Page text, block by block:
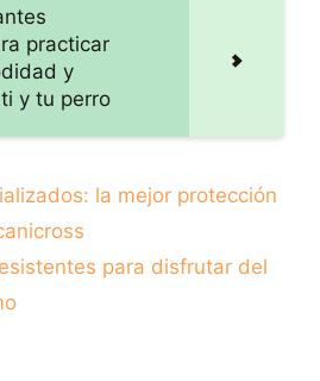
practicar
y
y tu perro
la mejor protección
para disfrutar del